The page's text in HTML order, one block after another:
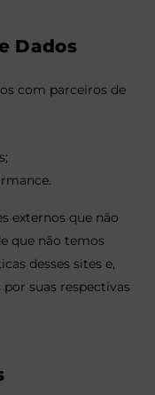
Dados
com parceiros de
externos que não
que não temos
desses sites e,
suas respectivas